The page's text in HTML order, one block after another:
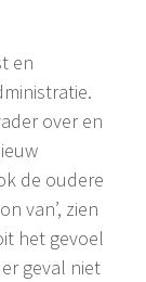
en
over en
de oudere
van’, zien
het gevoel
geval niet